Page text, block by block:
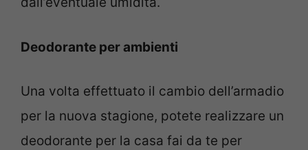
Deodorante per ambienti
Una volta effettuato il cambio dell’armadio
per la nuova stagione, potete realizzare un
deodorante per la casa fai da te per